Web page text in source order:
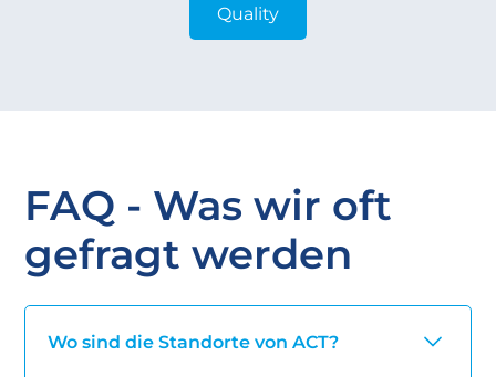
Quality
FAQ - Was wir oft
gefragt werden
Wo sind die Standorte von ACT?